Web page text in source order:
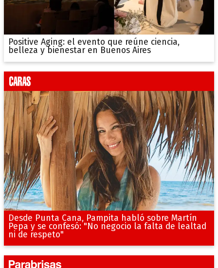
Positive Aging: el evento que reúne ciencia,
belleza y bienestar en Buenos Aires
Desde Punta Cana, Pampita habló sobre Martín
Pepa y se confesó: "No negocio la falta de lealtad
ni de respeto"